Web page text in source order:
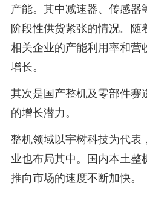
产能。其中减速器、传感器
阶段性供货紧张的情况。随
相关企业的产能利用率和营
增长。
其次是国产整机及零部件赛
的增长潜力。
整机领域以宇树科技为代表
业也布局其中。国内本土整
推向市场的速度不断加快。